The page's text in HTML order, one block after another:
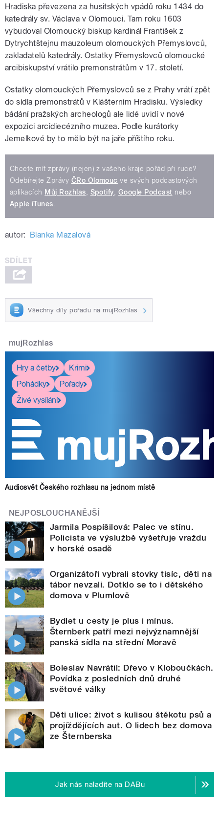
Hradiska převezena za husitských vpádů roku 1434 do
katedrály sv. Václava v Olomouci. Tam roku 1603
vybudoval Olomoucký biskup kardinál František z
Dytrychtštejnu mauzoleum olomouckých Přemyslovců,
zakladatelů katedrály. Ostatky Přemyslovců olomoucké
arcibiskupství vrátilo premonstrátům v 17. století.
Ostatky olomouckých Přemyslovců se z Prahy vrátí zpět
do sídla premonstrátů v Klášterním Hradisku. Výsledky
bádání pražských archeologů ale lidé uvidí v nové
expozici arcidiecézního muzea. Podle kurátorky
Jemelkové by to mělo být na jaře příštího roku.
Chcete mít zprávy (nejen) z vašeho kraje pořád při ruce?
Odebírejte Zprávy ČRo Olomouc ve svých podcastových
aplikacích Můj Rozhlas Spotify Google Podcast nebo
Apple iTunes
autor: Blanka Mazalová
Všechny díly pořadu na mujRozhlas
mujRozhlas
Hry a četby
Krimi
Pohádky
Pořady
Živé vysílání
Audiosvět Českého rozhlasu na jednom místě
NEJPOSLOUCHANĚJŠÍ
Jarmila Pospíšilová: Palec ve stínu.
Policista ve výslužbě vyšetřuje vraždu
v horské osadě
Organizátoři vybrali stovky tisíc, děti na
tábor nevzali. Dotklo se to i dětského
domova v Plumlově
Bydlet u cesty je plus i mínus.
Šternberk patří mezi nejvýznamnější
panská sídla na střední Moravě
Boleslav Navrátil: Dřevo v Kloboučkách.
Povídka z posledních dnů druhé
světové války
Děti ulice: život s kulisou štěkotu psů a
projíždějících aut. O lidech bez domova
ze Šternberska
Jak nás naladíte na DABu